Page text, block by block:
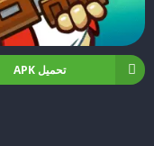
تحميل APK